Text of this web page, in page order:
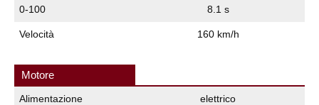
0-100 8.1 s
Velocità 160 km/h
Motore
Alimentazione elettrico